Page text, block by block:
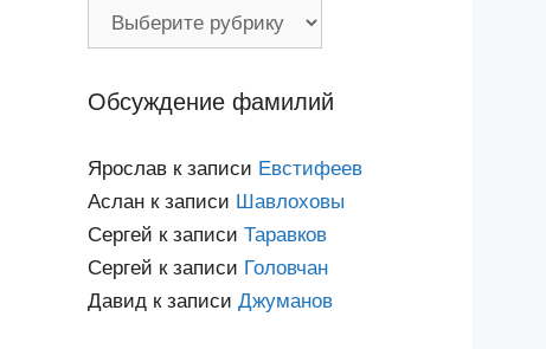
Обсуждение фамилий
Ярослав к записи Евстифеев
Аслан к записи Шавлоховы
Сергей к записи Таравков
Сергей к записи Головчан
Давид к записи Джуманов